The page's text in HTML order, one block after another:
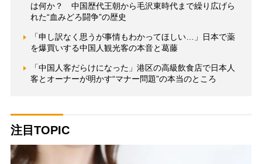
は何か？ 中国歴代王朝から毛沢東時代まで繰り広げら
れた“血みどろ闘争”の歴史
「申し訳なく思うが事情もわかってほしい…」日本で薬
を爆買いする中国人観光客の本音と葛藤
「中国人客だらけになった」港区の高級飲食店で日本人
客とオーナーが明かす“マナー問題”の本当のところ
注目TOPIC